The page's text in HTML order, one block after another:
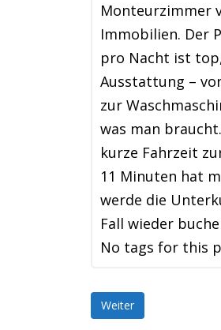
Monteurzimmer
Immobilien. Der
pro Nacht ist
Ausstattung –
zur
was man
kurze Fahrzeit
11 Minuten hat
werde die
Fall wieder
No tags for this
Weiter